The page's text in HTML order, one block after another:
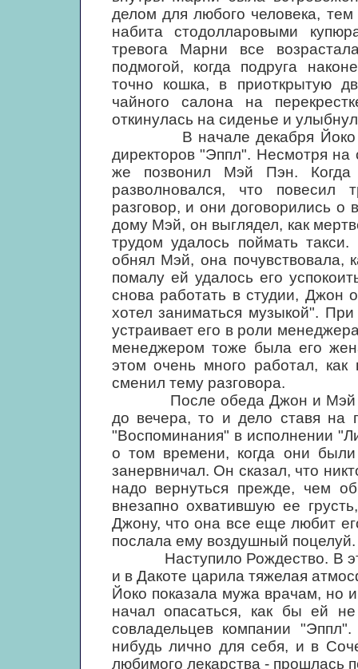
делом для любого человека,
набита стодолларовыми
тревога Марни все
подмогой, когда подруга
точно кошка, в приоткрытую
чайного салона на
откинулась на сиденье и
В начале декабря Йоко
директоров "Эппл". Несмотря
же позвонил Мэй Пэн.
разволновался, что повесил
разговор, и они договорились о
дому Мэй, он выглядел, как
трудом удалось поймать
обнял Мэй, она почувствовала,
помалу ей удалось его
снова работать в студии, Джон
хотел заниматься музыкой".
устраивает его в роли
менеджером тоже была его
этом очень много работал,
сменил тему разговора.
После обеда Джон и Мэй
до вечера, то и дело ставя на
"Воспоминания" в исполнении
о том времени, когда они
занервничал. Он сказал, что
надо вернуться прежде, чем
внезапно охватившую ее
Джону, что она все еще любит
послала ему воздушный
Наступило Рождество. В это
и в Дакоте царила тяжелая
Йоко показала мужа врачам, но
начал опасаться, как бы ей
совладельцев компании
нибудь лично для себя, и в
любимого лекарства - прошлась